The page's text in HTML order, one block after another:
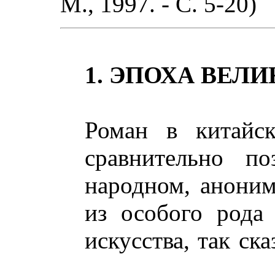
1. ЭПОХА
Роман в
сравнительно
народном,
из особого рода
искусства, так